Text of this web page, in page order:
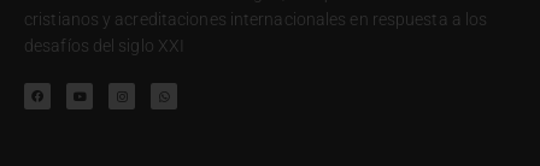
cristianos y acreditaciones internacionales en respuesta a los
desafíos del siglo XXI